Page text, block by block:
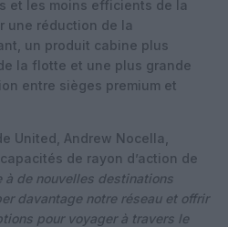
et les moins efficients de la
une réduction de la
un produit cabine plus
la flotte et une plus grande
entre sièges premium et
United, Andrew Nocella,
de rayon d’action de
à de nouvelles destinations
davantage notre réseau et offrir
pour voyager à travers le